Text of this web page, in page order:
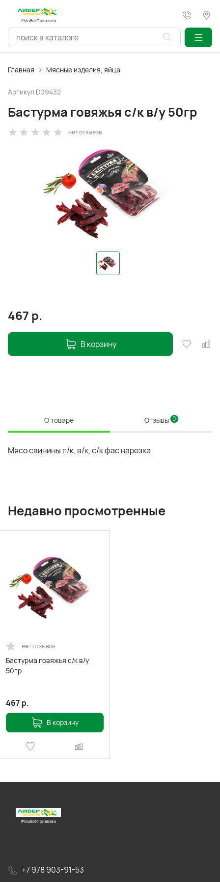
#МыВсёПривезем
Главная Мясные изделия, яйца
Артикул D09432
Бастурма говяжья с/к в/у 50гр
нет отзывов
467 р.
В корзину
О товаре Отзывы 0
Мясо свинины п/к, в/к, с/к фас нарезка
Недавно просмотренные
нет отзывов
Бастурма говяжья с/к в/у
50гр
467 р.
В корзину
#МыВсёПривезем
+7 978 903-91-53